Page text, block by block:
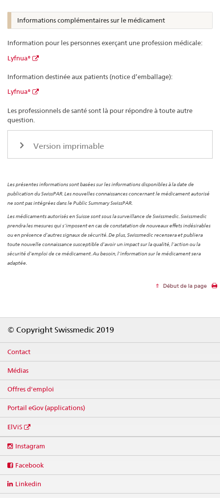
Informations complémentaires sur le médicament
Information pour les personnes exerçant une profession médicale:
Lyfnua®
Information destinée aux patients (notice d’emballage):
Lyfnua®
Les professionnels de santé sont là pour répondre à toute autre
question.
Version imprimable
Les présentes informations sont basées sur les informations disponibles à la date de
publication du SwissPAR. Les nouvelles connaissances concernant le médicament autorisé
ne sont pas intégrées dans le Public Summary SwissPAR.
Les médicaments autorisés en Suisse sont sous la surveillance de Swissmedic. Swissmedic
prendra les mesures qui s’imposent en cas de constatation de nouveaux effets indésirables
ou en présence d’autres signaux de sécurité. De plus, Swissmedic recensera et publiera
toute nouvelle connaissance susceptible d’avoir un impact sur la qualité, l’action ou la
sécurité d’emploi de ce médicament. Au besoin, l’information sur le médicament sera
adaptée.
Début de la page
© Copyright Swissmedic 2019
Contact
Médias
Offres d'emploi
Portail eGov (applications)
ElViS
media
Instagram
Facebook
Linkedin